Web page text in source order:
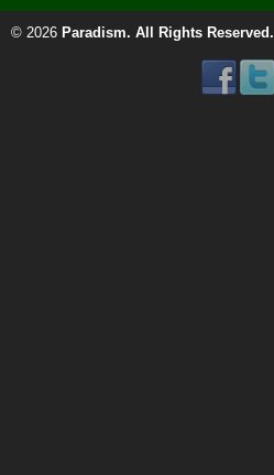
© 2026 Paradism. All Rights Reserved.